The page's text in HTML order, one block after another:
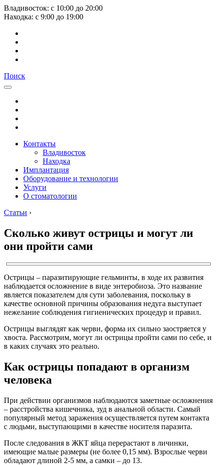
Владивосток: с 10:00 до 20:00
Находка: с 9:00 до 19:00
Поиск
Контакты
Владивосток
Находка
Имплантация
Оборудование и технологии
Услуги
О стоматологии
Статьи ›
Сколько живут острицы и могут ли
они пройти сами
Острицы – паразитирующие гельминты, в ходе их развития
наблюдается осложнение в виде энтеробиоза. Это название
является показателем для сути заболевания, поскольку в
качестве основной причины образования недуга выступает
нежелание соблюдения гигиенических процедур и правил.
Острицы выглядят как черви, форма их сильно заостряется у
хвоста. Рассмотрим, могут ли острицы пройти сами по себе, и
в каких случаях это реально.
Как острицы попадают в организм
человека
При действии организмов наблюдаются заметные осложнения
– расстройства кишечника, зуд в анальной области. Самый
популярный метод заражения осуществляется путем контакта
с людьми, выступающими в качестве носителя паразита.
После следования в ЖКТ яйца перерастают в личинки,
имеющие малые размеры (не более 0,15 мм). Взрослые черви
обладают длиной 2-5 мм, а самки – до 13.